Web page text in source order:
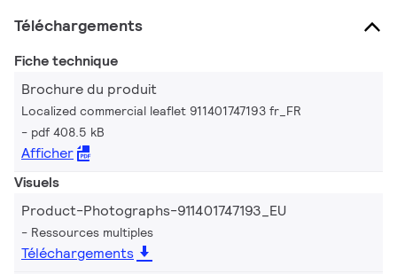
Téléchargements
Fiche technique
Brochure du produit
Localized commercial leaflet 911401747193 fr_FR
pdf 408.5 kB
Afficher
Visuels
Product-Photographs-911401747193_EU
Ressources multiples
Téléchargements